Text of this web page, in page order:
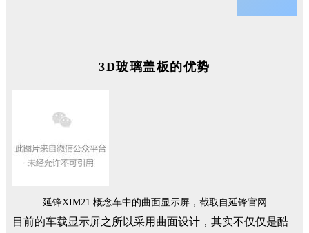
3D玻璃盖板的优势
延锋XIM21 概念车中的曲面显示屏，截取自延锋官网
目前的车载显示屏之所以采用曲面设计，其实不仅仅是酷